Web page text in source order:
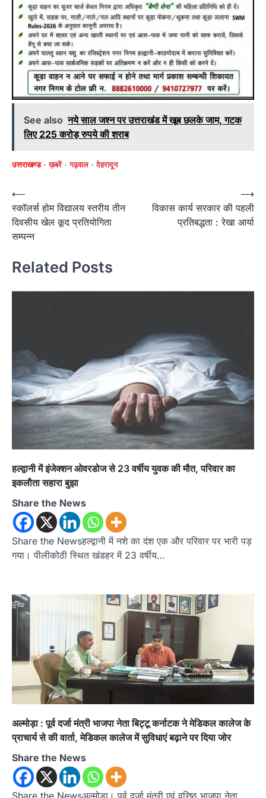
See also नये साल जश्न पर उत्तराखंड में खूब छलके जाम, गटक
लिए 225 करोड़ रुपये की शराब
उत्तराखण्ड ख़बरें गढ़वाल देहरादून
Post
navigation
⟵
स्कॉलर्स होम विद्यालय स्तरीय तीन
दिवसीय खेल कूद प्रतियोगिता
सम्पन्न
विकास कार्य सरकार की पहली
प्रतिबद्धता : रेखा आर्या
⟶
Related Posts
हल्द्वानी में इंजेक्शन ओवरडोज से 23 वर्षीय युवक की मौत, परिवार का
इकलौता सहारा बुझा
Share the News
Share the Newsहल्द्वानी में नशे का दंश एक और परिवार पर भारी पड़
गया। पीलीकोठी स्थित खंडहर में 23 वर्षीय…
अल्मोड़ा : पूर्व दर्जा मंत्री भाजपा नेता बिट्टू कर्नाटक ने मेडिकल कालेज के
प्राचार्य से की वार्ता, मेडिकल कालेज में सुविधाएं बढ़ाने पर दिया जोर
Share the News
Share the Newsअल्मोड़ा। पूर्व दर्जा मंत्री एवं वरिष्ठ भाजपा नेता
2
कुमाऊं ख़बरें नैनीताल
हल्द्वानी में खड़गे का हुंकार, नौकरियों से लेकर
संविधान और भ्रष्टाचार तक भाजपा को घेरा
August 8, 2026
हल्द्वानी में आयोजित विजय शंखनाद रैली को संबोधित करते
हुए कांग्रेस के राष्ट्रीय अध्यक्ष मल्लिकार्जुन…
खड़गे की रैली से पहले हल्द्वानी में सियासी
घमासान, एसएसपी कार्यालय में धरने पर बैठे
कांग्रेस कार्यकर्ताओं की बसें रोकने का आरोप, एसएसपी
ऑफिस में धरने पर बैठे गोदियाल और…